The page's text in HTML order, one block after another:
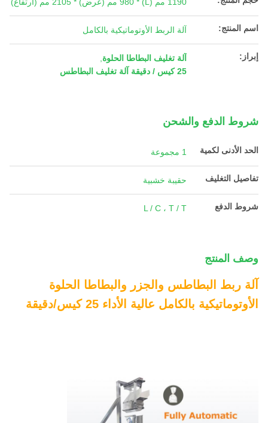
اسم المنتج: آلة الربط الأوتوماتيكية بالكامل
إبراز: آلة تغليف البطاطا الحلوة
25 كيس / دقيقة آلة تغليف البطاطس
شروط الدفع والشحن
الحد الأدنى لكمية 1 مجموعة
تفاصيل التغليف حقيبة خشبية
شروط الدفع L / C ، T / T
وصف المنتج
آلة ربط البطاطس والجزر والبطاطا الحلوة
الأوتوماتيكية بالكامل عالية الأداء 25 كيس/دقيقة